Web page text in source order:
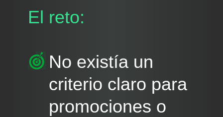
El reto:
No existía un
criterio claro para
promociones o